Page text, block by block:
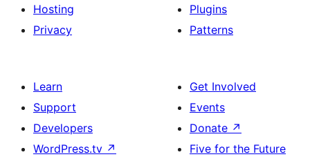
Hosting
Privacy
Plugins
Patterns
Learn
Support
Developers
WordPress.tv ↗
Get Involved
Events
Donate ↗
Five for the Future